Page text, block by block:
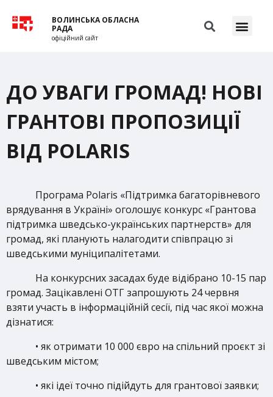
ВОЛИНСЬКА ОБЛАСНА
РАДА
офіційний сайт
ДО УВАГИ ГРОМАД! НОВІ
ГРАНТОВІ ПРОПОЗИЦІЇ
ВІД POLARIS
Програма Polaris «Підтримка багаторівневого
врядування в Україні» оголошує конкурс «Грантова
підтримка шведсько-українських партнерств» для
громад, які планують налагодити співпрацю зі
шведськими муніципалітетами.
На конкурсних засадах буде відібрано 10-15 пар
громад. Зацікавлені ОТГ запрошують 24 червня
взяти участь в інформаційній сесії, під час якої можна
дізнатися:
• як отримати 10 000 євро на спільний проєкт зі
шведським містом;
• які ідеї точно підійдуть для грантової заявки;